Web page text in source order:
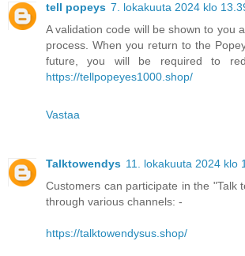
tell popeys 7. lokakuuta 2024 klo
A validation code will be shown to you
process. When you return to the
future, you will be required to
https://tellpopeyes1000.shop/
Vastaa
Talktowendys 11. lokakuuta 2024 klo
Customers can participate in the "Talk
through various channels: -
https://talktowendysus.shop/